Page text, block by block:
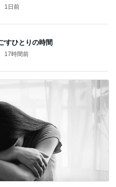
1日前
すひとりの時間
17時間前